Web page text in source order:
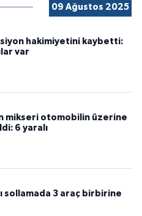
09 Ağustos 2025
hakimiyetini kaybetti:
var
mikseri otomobilin üzerine
6 yaralı
sollamada 3 araç birbirine